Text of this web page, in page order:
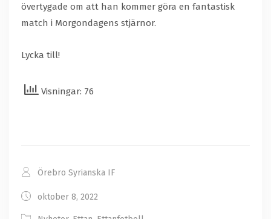
övertygade om att han kommer göra en fantastisk
match i Morgondagens stjärnor.
Lycka till!
Visningar: 76
Örebro Syrianska IF
oktober 8, 2022